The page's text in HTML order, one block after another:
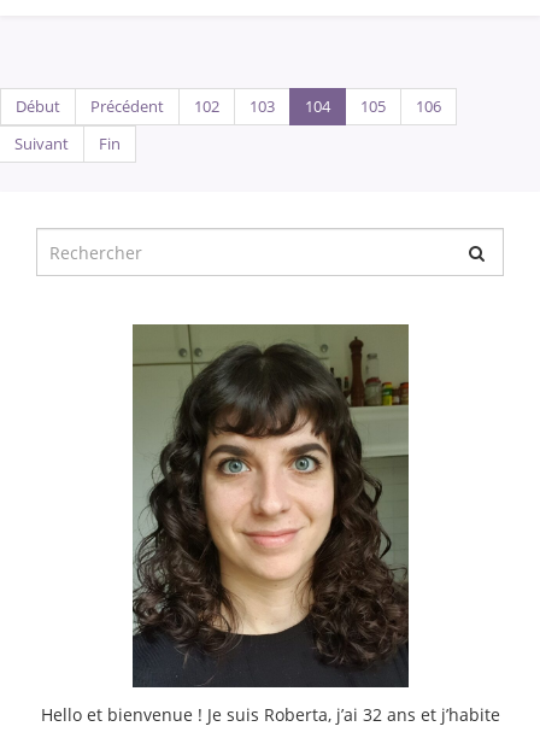
Début Précédent 102 103 104 105
106
Suivant
Fin
pour
Hello et bienvenue ! Je suis Roberta, j’ai 32 ans et j’habite